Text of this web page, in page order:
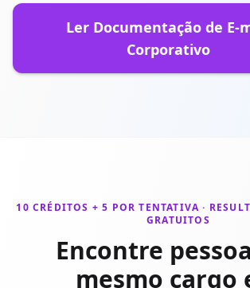
Ler Documentação de E-
Corporativo
10 CRÉDITOS + 5 POR TENTATIVA ·
GRATUITOS
Encontre
mesmo cargo